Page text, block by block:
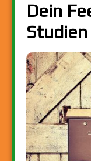
Dein
Studien